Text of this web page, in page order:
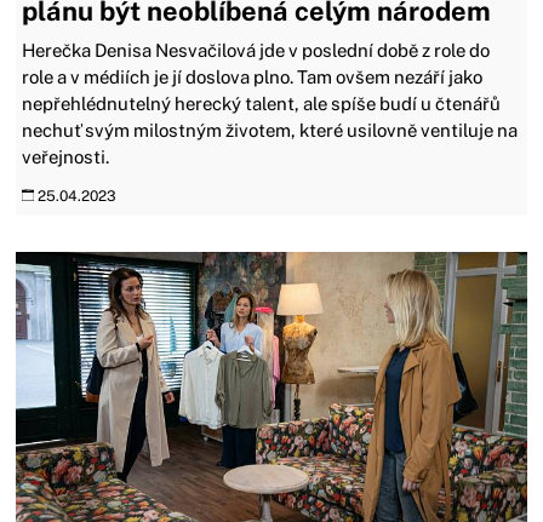
plánu být neoblíbená celým národem
Herečka Denisa Nesvačilová jde v poslední době z role do
role a v médiích je jí doslova plno. Tam ovšem nezáří jako
nepřehlédnutelný herecký talent, ale spíše budí u čtenářů
nechuť svým milostným životem, které usilovně ventiluje na
veřejnosti.
25.04.2023